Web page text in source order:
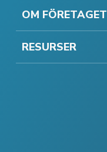
OM FÖRETAGET
RESURSER